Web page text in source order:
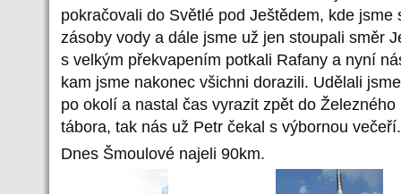
pokračovali do Světlé pod Ještědem, kde
zásoby vody a dále jsme už jen stoupali směr
s velkým překvapením potkali Rafany a nyní
kam jsme nakonec všichni dorazili. Udělali
po okolí a nastal čas vyrazit zpět do
tábora, tak nás už Petr čekal s výbornou večeří.
Dnes Šmoulové najeli 90km.